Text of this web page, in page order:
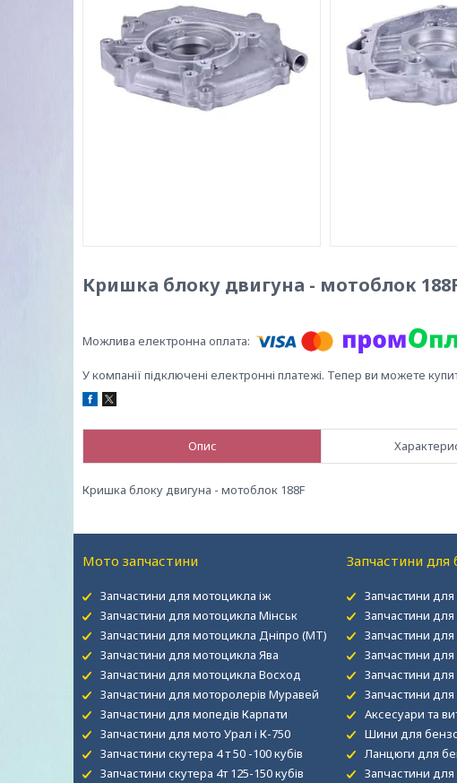
Кришка блоку двигуна - мотоблок
У компанії підключені електронні платежі. Тепер ви можете
Опис
Кришка блоку двигуна - мотоблок 188F
Мото запчастини
Запчастини для мотоцикла іж
Запчастини для мотоцикла Мінськ
Запчастини для мотоцикла Дніпро (МТ)
Запчастини для мотоцикла Ява
Запчастини для мотоцикла Восход
Запчастини для моторолерів Муравей
Запчастини для мопедів Карпати
Запчастини для мото Урал і К-750
Запчастини скутера 4 т 50 -100 кубів
Запчастини скутера 4т 125-150 кубів
Запчастини для
Запчастини
Запчастини
Запчастини
Запчастини
Запчастини для
Запчастини
Аксесуари та
Шини для
Ланцюги для
Запчастини